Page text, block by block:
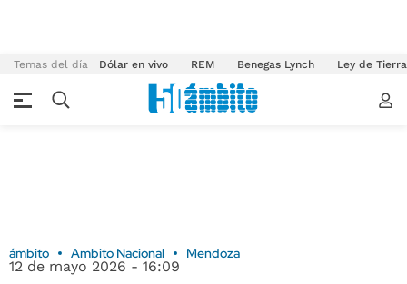
Temas del día Dólar en vivo REM Benegas Lynch Ley de
ámbito Ambito Nacional Mendoza
12 de mayo 2026 - 16:09